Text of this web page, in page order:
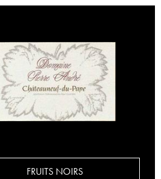
FRUITS NOIRS